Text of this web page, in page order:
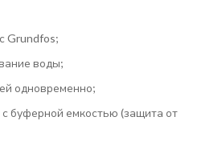
Grundfos;
воды;
одновременно;
буферной емкостью (защита от